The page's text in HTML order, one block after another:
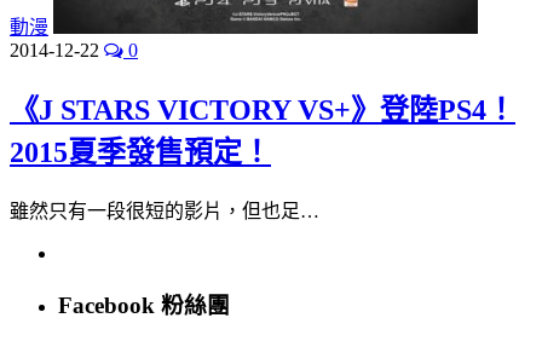
動漫
2014-12-22
0
《J STARS VICTORY VS+》登陸PS4！
2015夏季發售預定！
雖然只有一段很短的影片，但也足…
Facebook 粉絲團